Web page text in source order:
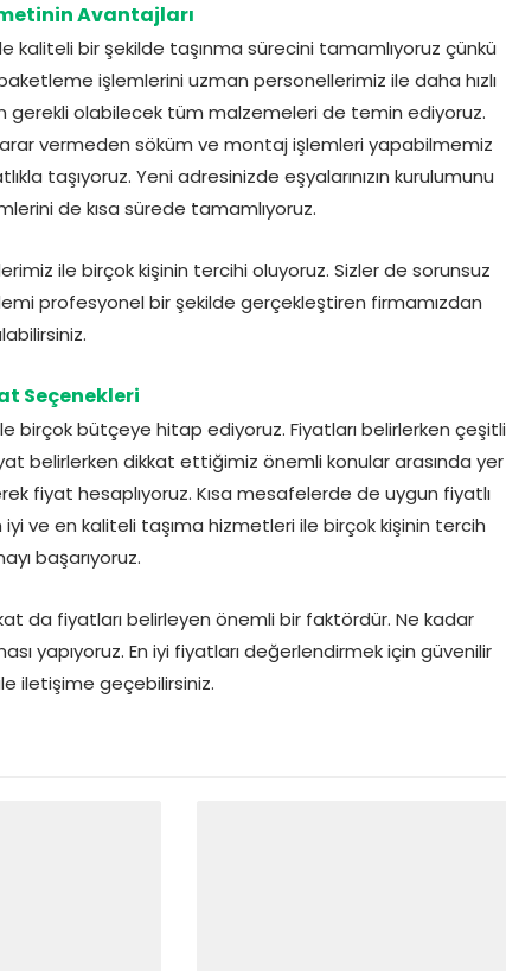
Avantajları
bir şekilde taşınma sürecini tamamlıyoruz çünkü
işlemlerini uzman personellerimiz ile daha hızlı
gerekli olabilecek tüm malzemeleri de temin ediyoruz.
vermeden söküm ve montaj işlemleri yapabilmemiz
taşıyoruz. Yeni adresinizde eşyalarınızın kurulumunu
de kısa sürede tamamlıyoruz.
ile birçok kişinin tercihi oluyoruz. Sizler de sorunsuz
profesyonel bir şekilde gerçekleştiren firmamızdan
Seçenekleri
bütçeye hitap ediyoruz. Fiyatları belirlerken çeşitli
belirlerken dikkat ettiğimiz önemli konular arasında yer
fiyat hesaplıyoruz. Kısa mesafelerde de uygun fiyatlı
ve en kaliteli taşıma hizmetleri ile birçok kişinin tercih
başarıyoruz.
da fiyatları belirleyen önemli bir faktördür. Ne kadar
yapıyoruz. En iyi fiyatları değerlendirmek için güvenilir
iletişime geçebilirsiniz.